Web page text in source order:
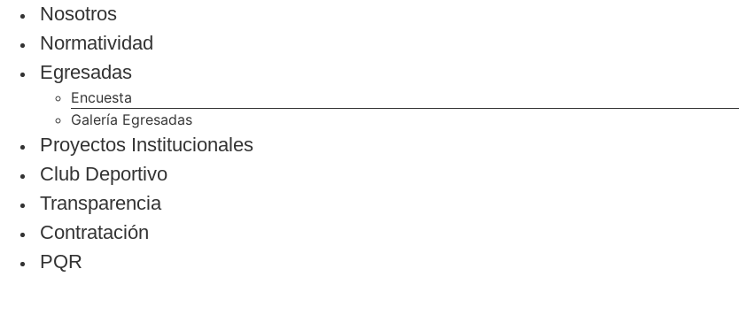
Nosotros
Normatividad
Egresadas
Encuesta
Galería Egresadas
Proyectos Institucionales
Club Deportivo
Transparencia
Contratación
PQR